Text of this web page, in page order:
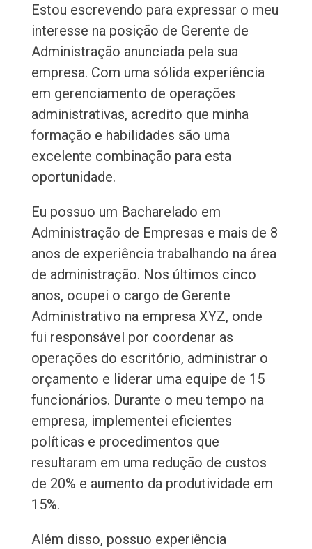
Estou escrevendo para expressar o meu
interesse na posição de Gerente de
Administração anunciada pela sua
empresa. Com uma sólida experiência
em gerenciamento de operações
administrativas, acredito que minha
formação e habilidades são uma
excelente combinação para esta
oportunidade.
Eu possuo um Bacharelado em
Administração de Empresas e mais de 8
anos de experiência trabalhando na área
de administração. Nos últimos cinco
anos, ocupei o cargo de Gerente
Administrativo na empresa XYZ, onde
fui responsável por coordenar as
operações do escritório, administrar o
orçamento e liderar uma equipe de 15
funcionários. Durante o meu tempo na
empresa, implementei eficientes
políticas e procedimentos que
resultaram em uma redução de custos
de 20% e aumento da produtividade em
15%.
Além disso, possuo experiência